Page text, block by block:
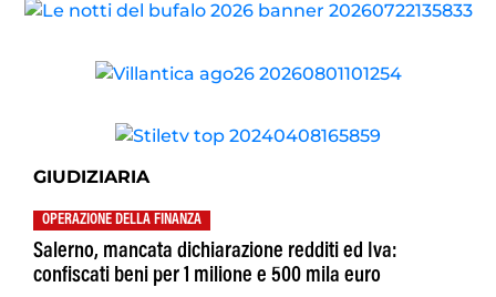
GIUDIZIARIA
OPERAZIONE DELLA FINANZA
Salerno, mancata dichiarazione redditi ed Iva:
confiscati beni per 1 milione e 500 mila euro